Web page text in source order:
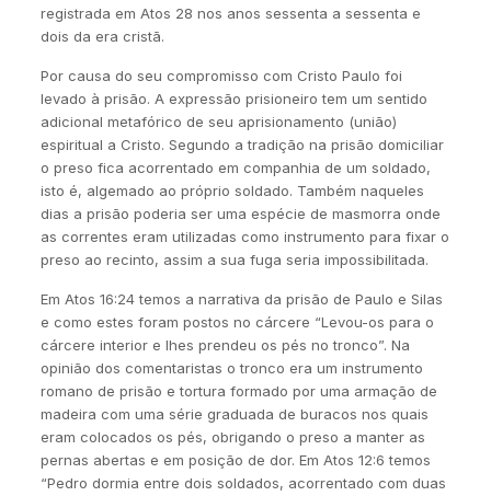
registrada em Atos 28 nos anos sessenta a sessenta e
dois da era cristã.
Por causa do seu compromisso com Cristo Paulo foi
levado à prisão. A expressão prisioneiro tem um sentido
adicional metafórico de seu aprisionamento (união)
espiritual a Cristo. Segundo a tradição na prisão domiciliar
o preso fica acorrentado em companhia de um soldado,
isto é, algemado ao próprio soldado. Também naqueles
dias a prisão poderia ser uma espécie de masmorra onde
as correntes eram utilizadas como instrumento para fixar o
preso ao recinto, assim a sua fuga seria impossibilitada.
Em Atos 16:24 temos a narrativa da prisão de Paulo e Silas
e como estes foram postos no cárcere “Levou-os para o
cárcere interior e lhes prendeu os pés no tronco”. Na
opinião dos comentaristas o tronco era um instrumento
romano de prisão e tortura formado por uma armação de
madeira com uma série graduada de buracos nos quais
eram colocados os pés, obrigando o preso a manter as
pernas abertas e em posição de dor. Em Atos 12:6 temos
“Pedro dormia entre dois soldados, acorrentado com duas